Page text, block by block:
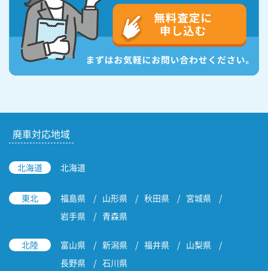
廃車対応地域
北海道 北海道
東北 福島県 山形県 秋田県
宮城県
岩手県
青森県
北陸 富山県 新潟県 福井県
山梨県
長野県
石川県